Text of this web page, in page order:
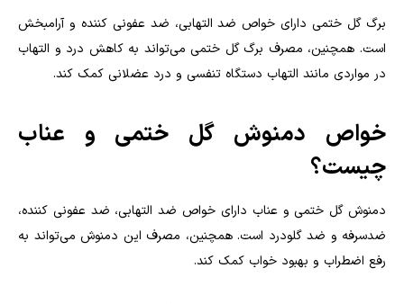
برگ گل ختمی دارای خواص ضد التهابی، ضد عفونی کننده و آرامبخش
است. همچنین، مصرف برگ گل ختمی می‌تواند به کاهش درد و التهاب
در مواردی مانند التهاب دستگاه تنفسی و درد عضلانی کمک کند.
خواص دمنوش گل ختمی و عناب
چیست؟
دمنوش گل ختمی و عناب دارای خواص ضد التهابی، ضد عفونی کننده،
ضدسرفه و ضد گلودرد است. همچنین، مصرف این دمنوش می‌تواند به
رفع اضطراب و بهبود خواب کمک کند.